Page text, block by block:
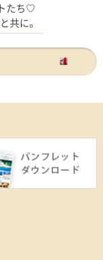
たち♡
共に。